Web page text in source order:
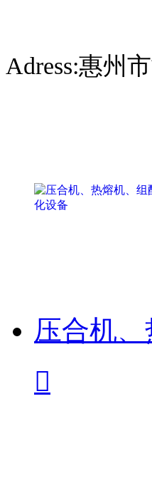
Adress:惠州
压合机
